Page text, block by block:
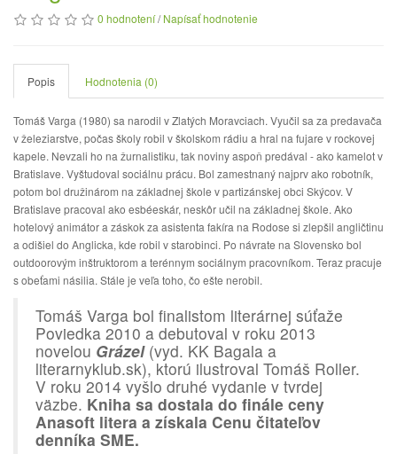
0 hodnotení/Napísať hodnotenie
Popis Hodnotenia (0)
Tomáš Varga (1980) sa narodil v Zlatých Moravciach. Vyučil sa za predavača
v železiarstve, počas školy robil v školskom rádiu a hral na fujare v rockovej
kapele. Nevzali ho na žurnalistiku, tak noviny aspoň predával - ako kamelot v
Bratislave. Vyštudoval sociálnu prácu. Bol zamestnaný najprv ako robotník,
potom bol družinárom na základnej škole v partizánskej obci Skýcov. V
Bratislave pracoval ako esbéeskár, neskôr učil na základnej škole. Ako
hotelový animátor a záskok za asistenta fakíra na Rodose si zlepšil angličtinu
a odišiel do Anglicka, kde robil v starobinci. Po návrate na Slovensko bol
outdoorovým inštruktorom a terénnym sociálnym pracovníkom. Teraz pracuje
s obeťami násilia. Stále je veľa toho, čo ešte nerobil.
Tomáš Varga bol finalistom literárnej súťaže
Poviedka 2010 a debutoval v roku 2013
novelou Grázel (vyd. KK Bagala a
literarnyklub.sk), ktorú ilustroval Tomáš Roller.
V roku 2014 vyšlo druhé vydanie v tvrdej
väzbe. Kniha sa dostala do finále ceny
Anasoft litera a získala Cenu čitateľov
denníka SME.